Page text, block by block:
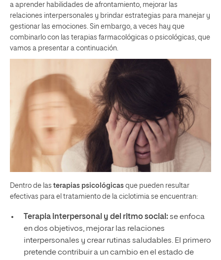
a aprender habilidades de afrontamiento, mejorar las
relaciones interpersonales y brindar estrategias para manejar y
gestionar las emociones. Sin embargo, a veces hay que
combinarlo con las terapias farmacológicas o psicológicas, que
vamos a presentar a continuación.
Dentro de las terapias psicológicas que pueden resultar
efectivas para el tratamiento de la ciclotimia se encuentran:
Terapia interpersonal y del ritmo social: se enfoca
en dos objetivos, mejorar las relaciones
interpersonales y crear rutinas saludables. El primero
pretende contribuir a un cambio en el estado de